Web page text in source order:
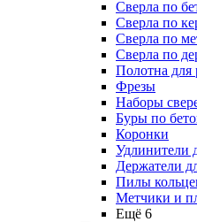
Сверла по
Сверла по
Сверла по
Сверла по
Полотна для
Фрезы
Наборы
Буры по
Коронки
Удлинители
Держатели
Пилы
Метчики и
Ещё 6